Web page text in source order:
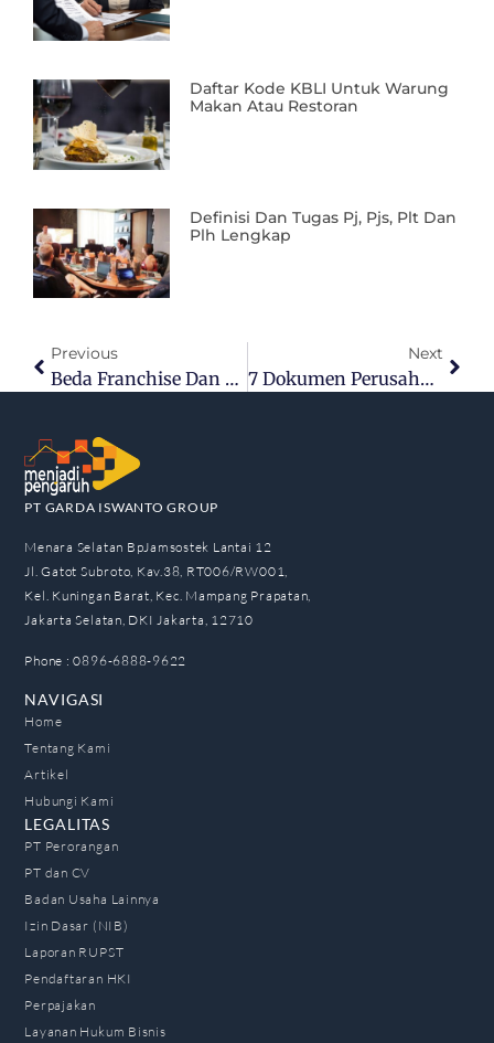
Daftar Kode KBLI Untuk Warung
Makan Atau Restoran
Definisi Dan Tugas Pj, Pjs, Plt Dan
Plh Lengkap
Previous
Beda Franchise Dan Kemitraan, UMKM Jangan Sampai Salah
Next
7 Dokumen Perusahaan Yang Wajib Dimilliki Agar Omset Naik
PT GARDA ISWANTO GROUP
Menara Selatan BpJamsostek Lantai 12
Jl. Gatot Subroto, Kav.38, RT006/RW001,
Kel. Kuningan Barat, Kec. Mampang Prapatan,
Jakarta Selatan, DKI Jakarta, 12710
Phone : 0896-6888-9622
NAVIGASI
Home
Tentang Kami
Artikel
Hubungi Kami
LEGALITAS
PT Perorangan
PT dan CV
Badan Usaha Lainnya
Izin Dasar (NIB)
Laporan RUPST
Pendaftaran HKI
Perpajakan
Layanan Hukum Bisnis